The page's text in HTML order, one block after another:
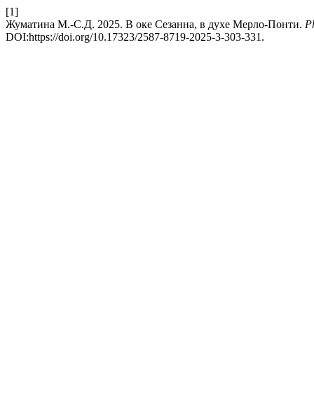
[1]
Жуматина М.-С.Д. 2025. В оке Сезанна, в духе Мерло-Понти.
DOI:https://doi.org/10.17323/2587-8719-2025-3-303-331.